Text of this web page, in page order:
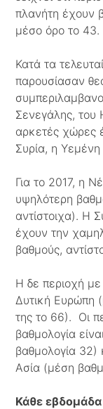
πλανήτη έχουν
μέσο όρο το 43.
Κατά τα
παρουσίασαν
Σενεγάλης, του
αρκετές χώρες
Συρία, η
Για το 2017, η
υψηλότερη
αντίστοιχα). Η
έχουν την
βαθμούς,
Η δε περιοχή με
Δυτική Ευρώπη
της το 66). Οι
βαθμολογία
βαθμολογία 32)
Ασία (μέση
Κάθε